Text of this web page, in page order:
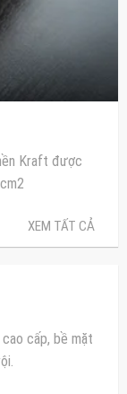
Kraft được
XEM TẤT CẢ
cấp, bề mặt